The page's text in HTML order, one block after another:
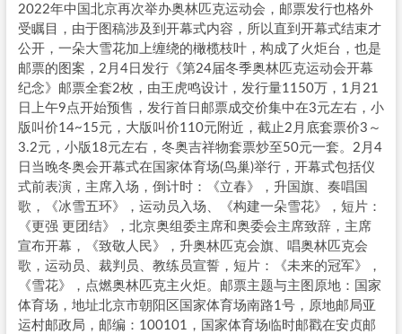
2022年中国北京再次举办奥林匹克运动会，邮票发行也格外
受瞩目，由于图稿涉及到开幕式内容，所以直到开幕式结束才
公开，一朵大雪花加上缠绕的橄榄枝叶，构成了火炬台，也是
邮票的图案，2月4日发行《第24届冬季奥林匹克运动会开幕
纪念》邮票全套2枚，由王虎鸣设计，发行量1150万，1月21
日上午9点开始预售，发行首日邮票成交价集中在3元左右，小
版叫价14~15元，大版叫价110元附近，截止2月底套票价3～
3.2元，小版18元左右，冬奥吉祥物套票炒至50元一套。2月4
日当晚冬奥会开幕式在国家体育场(鸟巢)举行，开幕式包括仪
式前表演，主席入场，倒计时：《立春》，升国旗、奏唱国
歌，《冰雪五环》，运动员入场、《构建一朵雪花》，短片：
《更强 更团结》，北京奥组委主席和奥委会主席致辞，主席
宣布开幕，《致敬人民》，升奥林匹克会旗、唱奥林匹克会
歌，运动员、裁判员、教练员宣誓，短片：《未来的冠军》，
《雪花》，点燃奥林匹克主火炬。邮票主题与主图原地：国家
体育场，地址北京市朝阳区国家体育场南路1号，原地邮局亚
运村邮政局，邮编：100101，国家体育场临时邮戳在安贞邮